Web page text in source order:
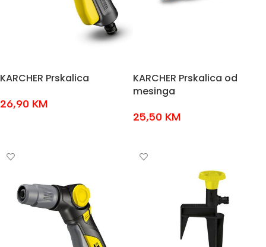
KARCHER Prskalica
26,90 KM
KARCHER Prskalica od
mesinga
25,50 KM